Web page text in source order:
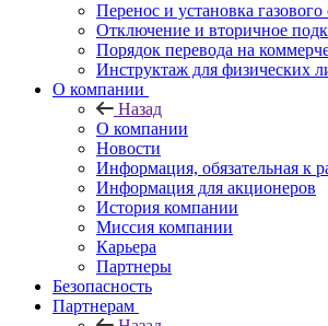
Перенос и установка
Отключение и вторичное
Порядок перевода на
Инструктаж для физических
О компании
Назад
О компании
Новости
Информация, обязательная к
Информация для акционеров
История компании
Миссия компании
Карьера
Партнеры
Безопасность
Партнерам